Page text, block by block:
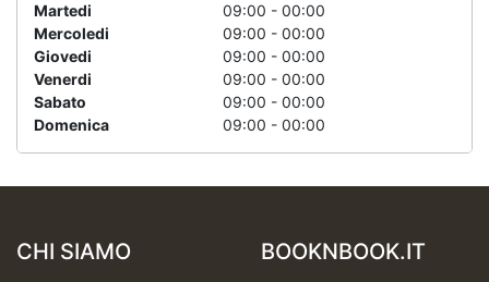
Martedi
09:00 - 00:00
Mercoledi
09:00 - 00:00
Giovedi
09:00 - 00:00
Venerdi
09:00 - 00:00
Sabato
09:00 - 00:00
Domenica
09:00 - 00:00
CHI SIAMO BOOKNBOOK.IT